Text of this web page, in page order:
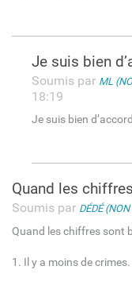
Je suis bien
Soumis par ML
18:19
Je suis bien
Quand les
Soumis par DÉDÉ (NON
Quand les chiffres sont
1. Il y a moins de crimes.